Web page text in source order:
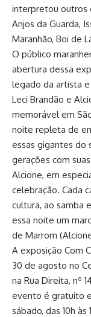
interpretou outros
Anjos da Guarda,
Maranhão, Boi de
O público
abertura dessa
legado da artista
Leci Brandão e
memorável em
noite repleta de
essas gigantes do
gerações com
Alcione, em
celebração. Cada
cultura, ao samba
essa noite um
de Marrom
A exposição Com
30 de agosto no
na Rua Direita, nº
evento é gratuito
sábado, das 10h às